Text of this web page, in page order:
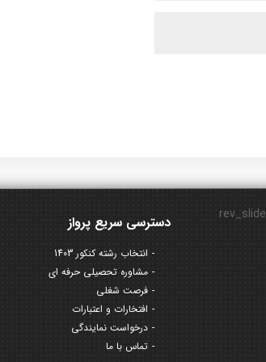
دسترسی سریع پرواز
انتخاب رشته کنکور 1403
مشاوره تحصیلی حرفه ای
فرصت شغلی
افتخارات و اعتبارات
درخواست نمایندگی
تماس با ما